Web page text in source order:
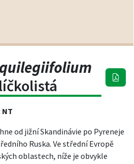
NT
od jižní Skandinávie po Pyreneje
Ruska. Ve střední Evropě
oblastech, níže je obvykle